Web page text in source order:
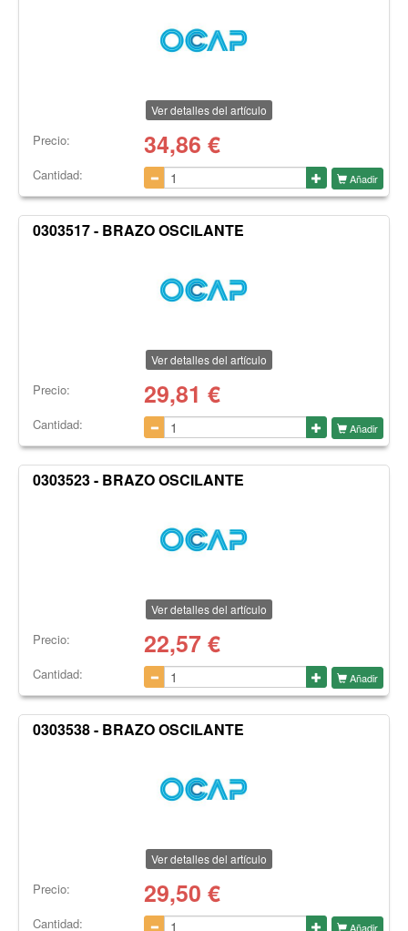
Ver detalles del artículo
Precio: 34,86 €
Cantidad: Añadir
0303517 - BRAZO OSCILANTE
Ver detalles del artículo
Precio: 29,81 €
Cantidad: Añadir
0303523 - BRAZO OSCILANTE
Ver detalles del artículo
Precio: 22,57€
Cantidad: Añadir
0303538 - BRAZO OSCILANTE
Ver detalles del artículo
Precio: 29,50 €
Cantidad: Añadir